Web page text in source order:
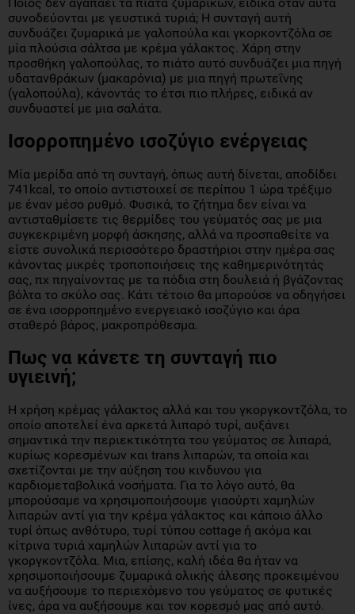
συνοδεύονται με γευστικά τυριά; Η συνταγή αυτή
συνδυάζει ζυμαρικά με γαλοπούλα και γκορκοντζόλα σε
μία πλούσια σάλτσα με κρέμα γάλακτος. Χάρη στην
προσθήκη γαλοπούλας, το πιάτο αυτό συνδυάζει μια πηγή
υδατανθράκων (μακαρόνια) με μια πηγή πρωτεΐνης
(γαλοπούλα), κάνοντάς το έτσι πιο πλήρες, ειδικά αν
συνδυαστεί με μια σαλάτα.
Ισορροπημένο ισοζύγιο ενέργειας
Μία μερίδα από τη συνταγή, όπως αυτή δίνεται, αποδίδει
741kcal, το οποίο αντιστοιχεί σε περίπου 1 ώρα τρέξιμο
με έναν μέσο ρυθμό. Φυσικά, το ζήτημα δεν είναι να
αντισταθμίσετε τις θερμίδες του γεύματός σας με μια
συγκεκριμένη μορφή άσκησης, αλλά να προσπαθείτε να
είστε συνολικά περισσότερο δραστήριοι στην ημέρα σας
κάνοντας μικρές τροποποιήσεις της καθημερινότητάς
σας, πχ πηγαίνοντας με τα πόδια στη δουλειά ή βγάζοντας
βόλτα το σκύλο σας. Κάτι τέτοιο θα μπορούσε να οδηγήσει
σε ένα ισορροπημένο ενεργειακό ισοζύγιο και άρα
σταθερό βάρος, μακροπρόθεσμα.
Πως να κάνετε τη συνταγή πιο
υγιεινή;
Η χρήση κρέμας γάλακτος αλλά και του γκοργκοντζόλα, το
οποίο αποτελεί ένα αρκετά λιπαρό τυρί, αυξάνει
σημαντικά την περιεκτικότητα του γεύματος σε λιπαρά,
κυρίως κορεσμένων και trans λιπαρών, τα οποία και
σχετίζονται με την αύξηση του κινδυνου για
καρδιομεταβολικά νοσήματα. Για το λόγο αυτό, θα
μπορούσαμε να χρησιμοποιήσουμε γιαούρτι χαμηλών
λιπαρών αντί για την κρέμα γάλακτος και κάποιο άλλο
τυρί όπως ανθότυρο, τυρί τύπου cottage ή ακόμα και
κίτρινα τυριά χαμηλών λιπαρών αντί για το
γκοργκοντζόλα. Μια, επίσης, καλή ιδέα θα ήταν να
χρησιμοποιήσουμε ζυμαρικά ολικής άλεσης προκειμένου
να αυξήσουμε το περιεχόμενο του γεύματος σε φυτικές
ίνες, άρα να αυξήσουμε και τον κορεσμό μας από αυτό.